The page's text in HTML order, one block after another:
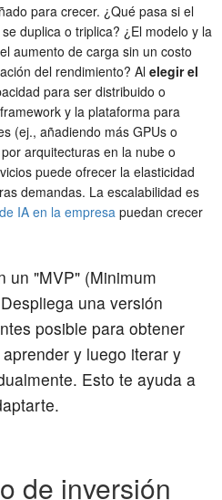
para crecer. ¿Qué pasa si el
duplica o triplica? ¿El modelo y la
aumento de carga sin un costo
del rendimiento? Al elegir el
para ser distribuido o
y la plataforma para
(ej., añadiendo más GPUs o
arquitecturas en la nube o
puede ofrecer la elasticidad
demandas. La escalabilidad es
IA en la empresa puedan crecer
un "MVP" (Minimum
una versión
posible para obtener
y luego iterar y
Esto te ayuda a
de inversión